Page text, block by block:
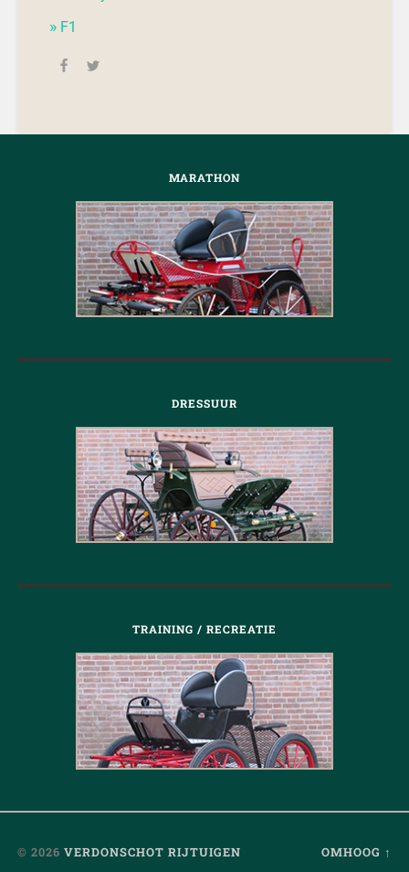
F1
MARATHON
DRESSUUR
TRAINING / RECREATIE
© 2026 VERDONSCHOT RIJTUIGEN OMHOOG ↑